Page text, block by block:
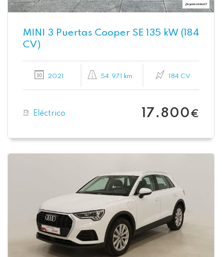
MINI 3 Puertas Cooper SE 135 kW (184
CV)
2021 54.971 km. 184 CV
Eléctrico 17.800 €